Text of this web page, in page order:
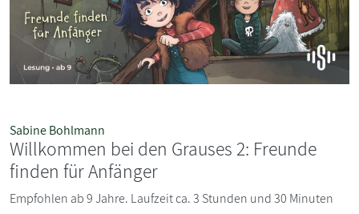
Sabine Bohlmann
Willkommen bei den Grauses 2: Freunde
finden für Anfänger
Empfohlen ab 9 Jahre. Laufzeit ca. 3 Stunden und 30 Minuten